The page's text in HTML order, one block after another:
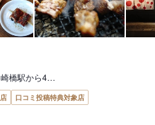
崎橋駅から4…
口コミ投稿特典対象店